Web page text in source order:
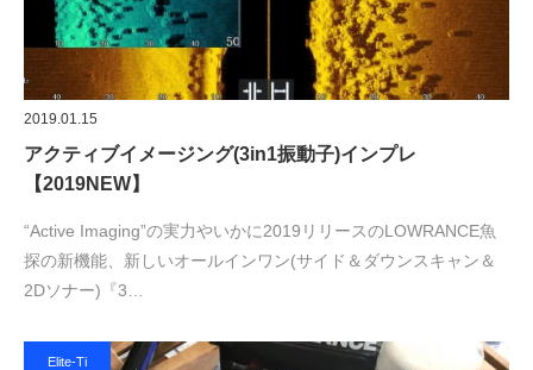
2019.01.15
アクティブイメージング(3in1振動子)インプレ
【2019NEW】
“Active Imaging”の実力やいかに2019リリースのLOWRANCE魚
探の新機能、新しいオールインワン(サイド＆ダウンスキャン＆
2Dソナー)『3…
Elite-Ti